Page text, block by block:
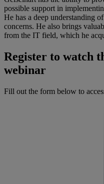
possible support in
He has a deep understanding
concerns. He also brings
from the IT field, which he
Register to watch
webinar
Fill out the form below to